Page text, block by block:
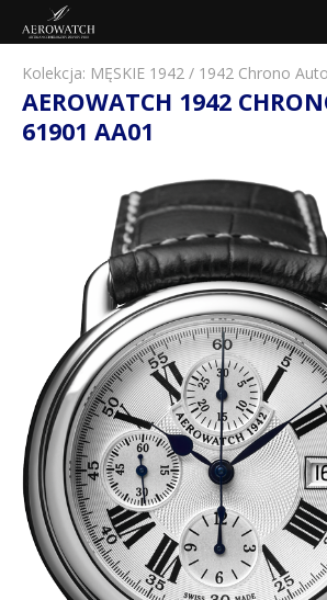
Kolekcja: MĘSKIE 1942 / 1942 Chrono Auto
AEROWATCH 1942
61901 AA01